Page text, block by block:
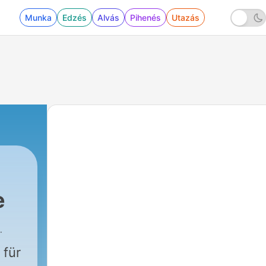
Munka Edzés Alvás Pihenés Utazás
für